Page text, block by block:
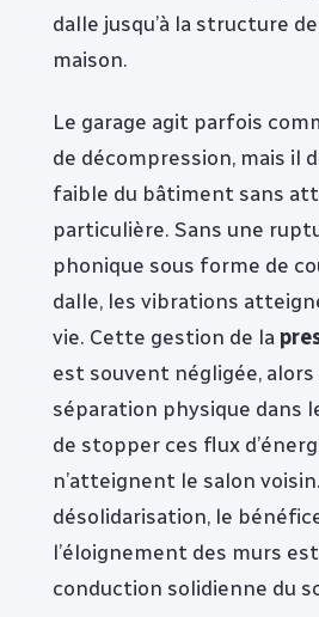
dalle jusqu’à la structure
maison.
Le garage agit parfois
de décompression, mais il
faible du bâtiment sans
particulière. Sans une
phonique sous forme de
dalle, les vibrations
vie. Cette gestion de la
est souvent négligée, alors
séparation physique dans
de stopper ces flux
n’atteignent le salon
désolidarisation, le
l’éloignement des murs
conduction solidienne du